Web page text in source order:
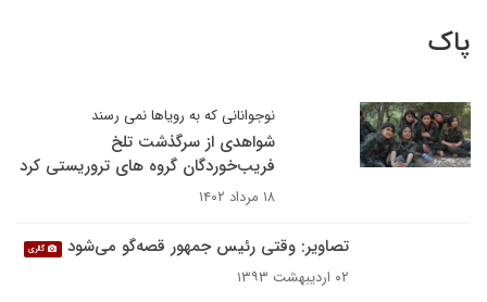
پاک
نوجوانانی که به رویاها نمی رسند
شواهدی از سرگذشت تلخ
فریب‌خوردگان گروه های تروریستی کرد
۱۸ مرداد ۱۴۰۲
تصاویر: وقتی رئیس جمهور قصه‌گو می‌شود گالری
۰۲ اردیبهشت ۱۳۹۳